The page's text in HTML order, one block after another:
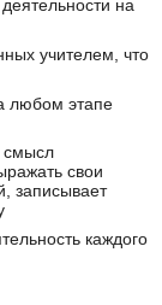
на
учителем, что
любом этапе
смысл
свои
записывает
каждого